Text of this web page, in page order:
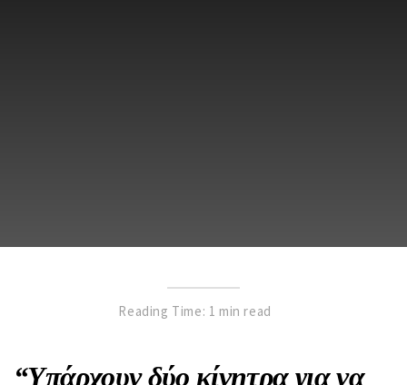
Reading Time: 1 min read
“Υπάρχουν δύο κίνητρα για να